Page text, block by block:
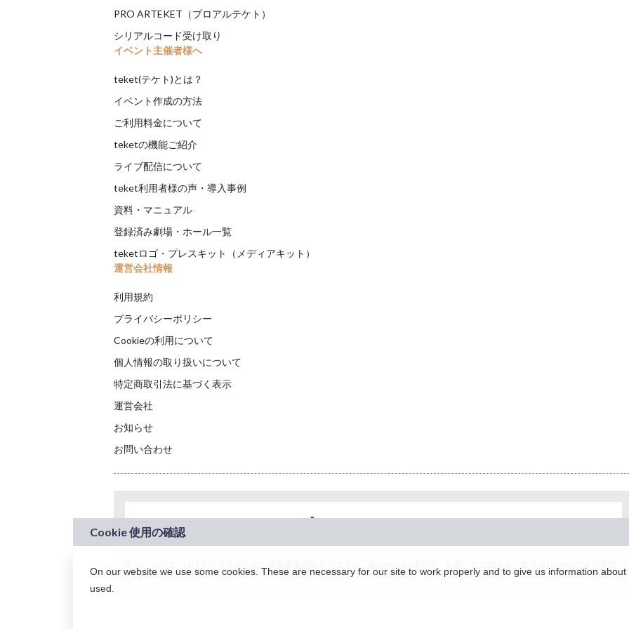
PRO ARTEKET（プロアルテケト）
シリアルコード受け取り
イベント主催者様へ
teket(テケト)とは？
イベント作成の方法
ご利用料金について
teketの機能ご紹介
ライブ配信について
teket利用者様の声・導入事例
資料・マニュアル
登録済み劇場・ホール一覧
teketロゴ・プレスキット（メディアキット）
運営会社情報
利用規約
プライバシーポリシー
Cookieの利用について
個人情報の取り扱いについて
特定商取引法に基づく表示
運営会社
お知らせ
お問い合わせ
されています。
On our website we use some cookies. These are necessary for our site to work properly and to give us information
used.